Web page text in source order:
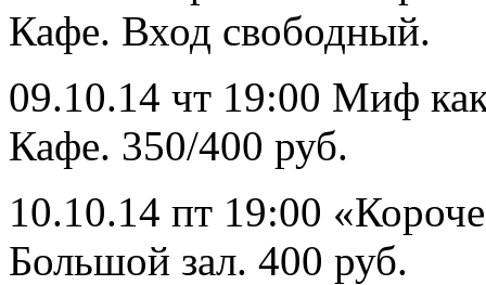
Кафе. Вход свободный.
09.10.14 чт 19:00 Миф
Кафе. 350/400 руб.
10.10.14 пт 19:00
Большой зал. 400 руб.